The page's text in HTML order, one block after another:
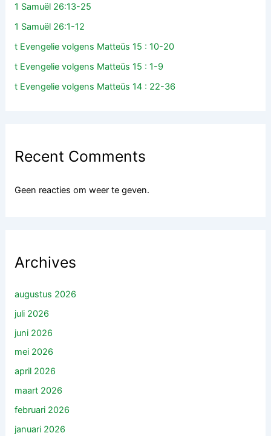
1 Samuël 26:13-25
1 Samuël 26:1-12
t Evengelie volgens Matteüs 15 : 10-20
t Evengelie volgens Matteüs 15 : 1-9
t Evengelie volgens Matteüs 14 : 22-36
Recent Comments
Geen reacties om weer te geven.
Archives
augustus 2026
juli 2026
juni 2026
mei 2026
april 2026
maart 2026
februari 2026
januari 2026